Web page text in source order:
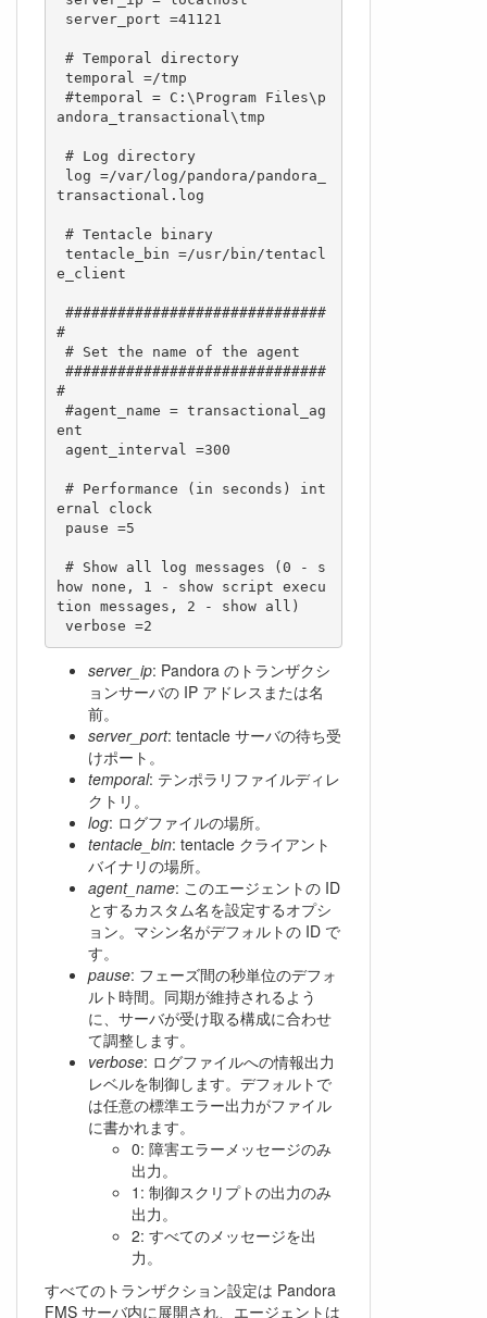
andora_transactional\tmp
transactional.log
e_client
#
#
ent
ernal clock
how none, 1 - show script execu
tion messages, 2 - show all)
server_ip: Pandora のトランザクシ
ョンサーバの IP アドレスまたは名
前。
server_port: tentacle サーバの待ち受
けポート。
temporal: テンポラリファイルディレ
クトリ。
log: ログファイルの場所。
tentacle_bin: tentacle クライアント
バイナリの場所。
agent_name: このエージェントの ID
とするカスタム名を設定するオプシ
ョン。マシン名がデフォルトの ID で
す。
pause: フェーズ間の秒単位のデフォ
ルト時間。同期が維持されるよう
に、サーバが受け取る構成に合わせ
て調整します。
verbose: ログファイルへの情報出力
レベルを制御します。デフォルトで
は任意の標準エラー出力がファイル
に書かれます。
0: 障害エラーメッセージのみ
出力。
1: 制御スクリプトの出力のみ
出力。
2: すべてのメッセージを出
力。
すべてのトランザクション設定は Pandora
FMS サーバ内に展開され、エージェントは